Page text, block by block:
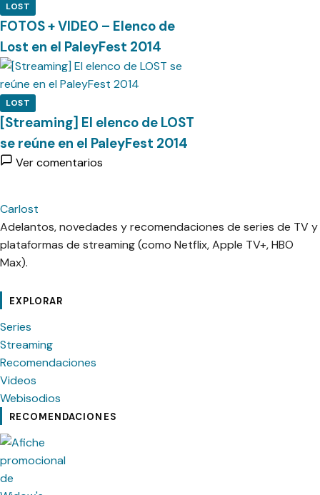
LOST
FOTOS + VIDEO – Elenco de
Lost en el PaleyFest 2014
LOST
[Streaming] El elenco de LOST
se reúne en el PaleyFest 2014
Ver comentarios
Carlost
Adelantos, novedades y recomendaciones de series de TV y
plataformas de streaming (como Netflix, Apple TV+, HBO
Max).
EXPLORAR
Series
Streaming
Recomendaciones
Videos
Webisodios
RECOMENDACIONES